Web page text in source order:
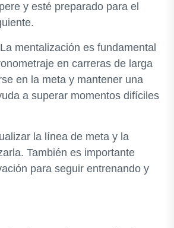
y esté preparado para el
mentalización es fundamental
en carreras de larga
en la meta y mantener una
a superar momentos difíciles
la línea de meta y la
También es importante
para seguir entrenando y